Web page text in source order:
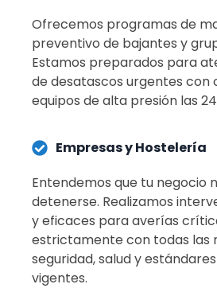
Ofrecemos programas de
preventivo de bajantes y
Estamos preparados para
de desatascos urgentes con
equipos de alta presión las
Empresas y Hostelería
Entendemos que tu negocio
detenerse. Realizamos
y eficaces para averías
estrictamente con todas las
seguridad, salud y
vigentes.